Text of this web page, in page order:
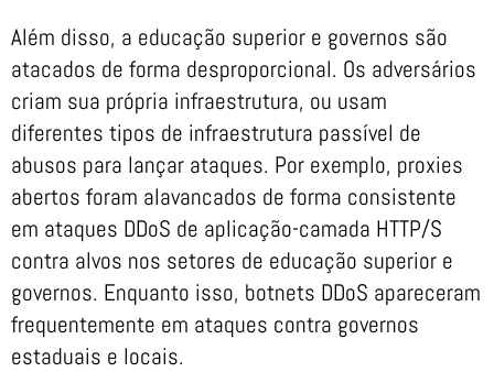
Além disso, a educação superior e governos são
atacados de forma desproporcional. Os adversários
criam sua própria infraestrutura, ou usam
diferentes tipos de infraestrutura passível de
abusos para lançar ataques. Por exemplo, proxies
abertos foram alavancados de forma consistente
em ataques DDoS de aplicação-camada HTTP/S
contra alvos nos setores de educação superior e
governos. Enquanto isso, botnets DDoS apareceram
frequentemente em ataques contra governos
estaduais e locais.